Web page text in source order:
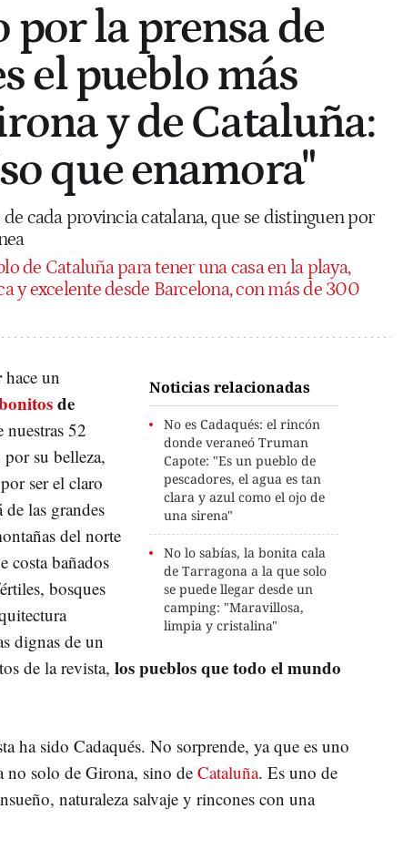
la prensa de
el pueblo más
y de Cataluña:
que enamora"
cada provincia catalana, que se distinguen por
de Cataluña para tener una casa en la playa,
y excelente desde Barcelona, con más de 300
Noticias relacionadas
No es Cadaqués: el rincón
donde veraneó Truman
Capote: "Es un pueblo de
pescadores, el agua es tan
clara y azul como el ojo de
una sirena"
No lo sabías, la bonita cala
de Tarragona a la que solo
se puede llegar desde un
camping: "Maravillosa,
limpia y cristalina"
hace un
de
nuestras 52
su belleza,
ser el claro
las grandes
del norte
costa bañados
bosques
dignas de un
de la revista, los pueblos que todo el mundo
ha sido Cadaqués. No sorprende, ya que es uno
no solo de Girona, sino de Cataluña. Es uno de
naturaleza salvaje y rincones con una